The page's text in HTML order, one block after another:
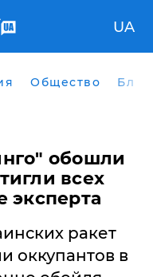
UA
Общество
обошли
всех
эксперта
ракет
оккупантов в